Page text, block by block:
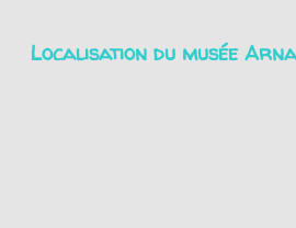
Localisation du musée